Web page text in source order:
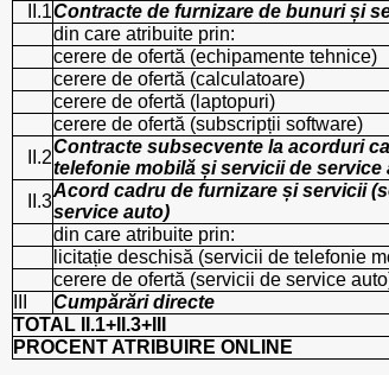
II.1Contracte de furnizare de bunuri și
din care atribuite prin:
cerere de ofertă (echipamente tehnice)
cerere de ofertă (calculatoare)
cerere de ofertă (laptopuri)
cerere de ofertă (subscripții software)
II.2
Contracte subsecvente la acorduri
telefonie mobilă și servicii de service
II.3
Acord cadru de furnizare și servicii
service auto)
din care atribuite prin:
licitație deschisă (servicii de telefonie
cerere de ofertă (servicii de service
Cumpărări directe
TOTAL II.1+II.3+III
PROCENT ATRIBUIRE ONLINE